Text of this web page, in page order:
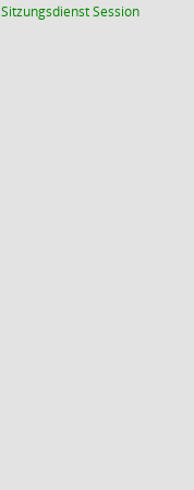
SitzungsdienstSession(Wird in